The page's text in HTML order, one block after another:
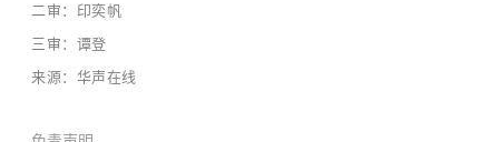
二审：印奕帆
三审：谭登
来源：华声在线